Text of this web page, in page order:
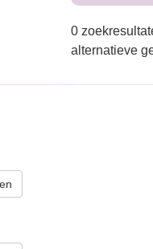
0
alternatieve